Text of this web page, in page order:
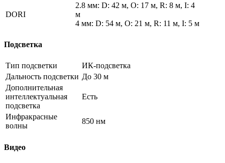
DORI
2.8 мм: D: 42 м, O: 17 м, R: 8 м, I: 4
м
4 мм: D: 54 м, O: 21 м, R: 11 м, I: 5 м
Подсветка
Тип подсветки
ИК-подсветка
Дальность подсветки До 30 м
Дополнительная
интеллектуальная
подсветка
Есть
Инфракрасные
волны
850 нм
Видео